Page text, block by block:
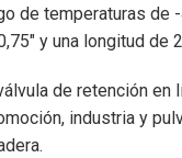
de temperaturas de
y una longitud de
de retención
industria y